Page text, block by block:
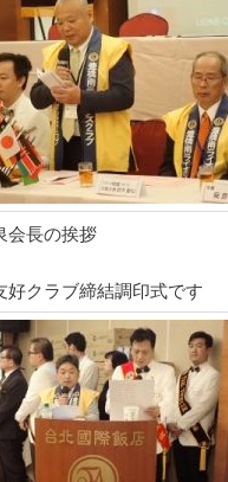
会長の挨拶
好クラブ締結調印式です